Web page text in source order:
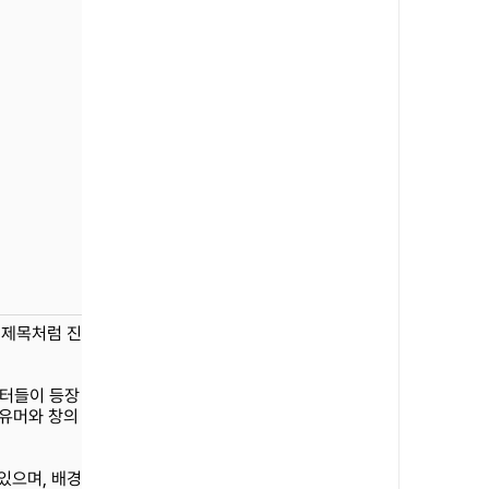
목처럼 진
들이 등장
머와 창의
으며, 배경